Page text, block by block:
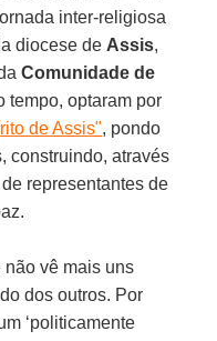
inter-religiosa
diocese de Assis,
Comunidade de
tempo, optaram por
de Assis", pondo
construindo, através
representantes de
vê mais uns
dos outros. Por
‘politicamente